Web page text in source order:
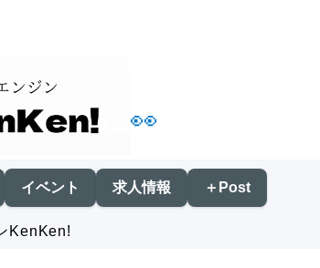
👀
イベント 求人情報 ＋Post
KenKen!